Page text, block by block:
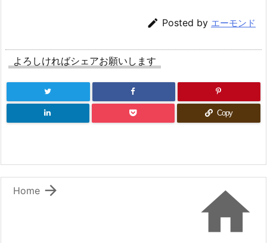
 Posted by エーモンド
よろしければシェアお願いします
Copy


Home